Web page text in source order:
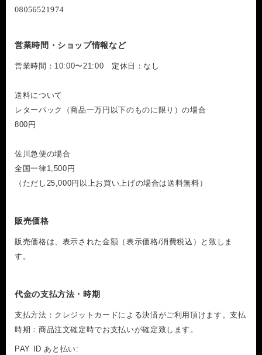
営業時間・ショップ情報など
営業時間：10:00〜21:00 定休日：なし
送料について
レターパック（商品一万円以下のものに限り）の場合
800円
佐川急便の場合
全国一律1,500円
（ただし25,000円以上お買い上げの場合は送料無料）
販売価格
販売価格は、表示された金額（表示価格/消費税込）と致しま
す。
代金の支払方法・時期
支払方法：クレジットカードによる決済がご利用頂けます。支払
時期：商品注文確定時でお支払いが確定致します。
PAY ID あと払い: